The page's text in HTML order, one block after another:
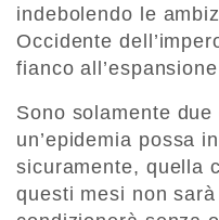
indebolendo le
Occidente
fianco
Sono solamente
un’epidemia possa
sicuramente, quella
questi mesi non